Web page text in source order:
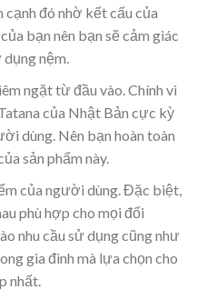
đó nhờ kết cấu của
bạn nên bạn sẽ cảm giác
nệm.
ngặt từ đầu vào. Chính vì
của Nhật Bản cực kỳ
dùng. Nên bạn hoàn toàn
sản phẩm này.
của người dùng. Đặc biệt,
phù hợp cho mọi đối
nhu cầu sử dụng cũng như
gia đình mà lựa chọn cho
nhất.